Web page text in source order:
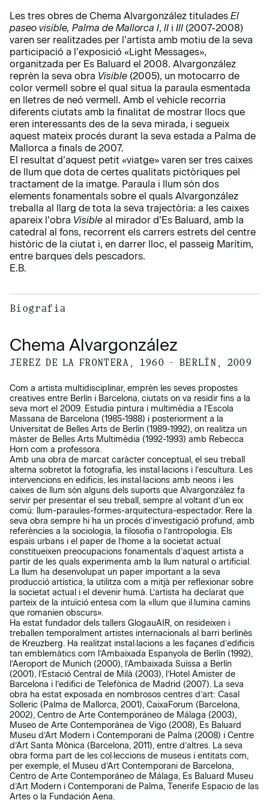
Les tres obres de Chema Alvargonzález titulades El
paseo visible, Palma de Mallorca I, II i III (2007-2008)
varen ser realitzades per l’artista amb motiu de la seva
participació a l’exposició «Light Messages»,
organitzada per Es Baluard el 2008. Alvargonzález
reprèn la seva obra Visible (2005), un motocarro de
color vermell sobre el qual situa la paraula esmentada
en lletres de neó vermell. Amb el vehicle recorria
diferents ciutats amb la finalitat de mostrar llocs que
eren interessants des de la seva mirada, i segueix
aquest mateix procés durant la seva estada a Palma de
Mallorca a finals de 2007.
El resultat d’aquest petit «viatge» varen ser tres caixes
de llum que dota de certes qualitats pictòriques pel
tractament de la imatge. Paraula i llum són dos
elements fonamentals sobre el quals Alvargonzález
treballa al llarg de tota la seva trajectòria: a les caixes
apareix l’obra Visible al mirador d’Es Baluard, amb la
catedral al fons, recorrent els carrers estrets del centre
històric de la ciutat i, en darrer lloc, el passeig Marítim,
entre barques dels pescadors.
E.B.
Biografia
Chema Alvargonzález
JEREZ DE LA FRONTERA, 1960 - BERLÍN, 2009
Com a artista multidisciplinar, emprèn les seves propostes
creatives entre Berlín i Barcelona, ciutats on va residir fins a la
seva mort el 2009. Estudia pintura i multimèdia a l’Escola
Massana de Barcelona (1985-1988) i posteriorment a la
Universitat de Belles Arts de Berlín (1989-1992), on realitza un
màster de Belles Arts Multimèdia (1992-1993) amb Rebecca
Horn com a professora.
Amb una obra de marcat caràcter conceptual, el seu treball
alterna sobretot la fotografia, les instal·lacions i l’escultura. Les
intervencions en edificis, les instal·lacions amb neons i les
caixes de llum són alguns dels suports que Alvargonzález fa
servir per presentar el seu treball, sempre al voltant d’un eix
comú: llum-paraules-formes-arquitectura-espectador. Rere la
seva obra sempre hi ha un procés d’investigació profund, amb
referències a la sociologia, la filosofia o l’antropologia. Els
espais urbans i el paper de l’home a la societat actual
constitueixen preocupacions fonamentals d’aquest artista a
partir de les quals experimenta amb la llum natural o artificial.
La llum ha desenvolupat un paper important a la seva
producció artística, la utilitza com a mitjà per reflexionar sobre
la societat actual i el devenir humà. L’artista ha declarat que
parteix de la intuïció entesa com la «llum que il·lumina camins
que romanien obscurs».
Ha estat fundador dels tallers GlogauAIR, on resideixen i
treballen temporalment artistes internacionals al barri berlinès
de Kreuzberg. Ha realitzat instal·lacions a les façanes d’edificis
tan emblemàtics com l’Ambaixada Espanyola de Berlín (1992),
l’Aeroport de Munich (2000), l’Ambaixada Suïssa a Berlín
(2001), l’Estació Central de Milà (2003), l’Hotel Amister de
Barcelona i l’edifici de Telefònica de Madrid (2007). La seva
obra ha estat exposada en nombrosos centres d’art: Casal
Solleric (Palma de Mallorca, 2001), CaixaForum (Barcelona,
2002), Centro de Arte Contemporáneo de Málaga (2003),
Museo de Arte Contemporánea de Vigo (2008), Es Baluard
Museu d’Art Modern i Contemporani de Palma (2008) i Centre
d’Art Santa Mònica (Barcelona, 2011), entre d’altres. La seva
obra forma part de les col·leccions de museus i entitats com,
per exemple, el Museu d’Art Contemporani de Barcelona,
Centro de Arte Contemporáneo de Málaga, Es Baluard Museu
d’Art Modern i Contemporani de Palma, Tenerife Espacio de las
Artes o la Fundación Aena.